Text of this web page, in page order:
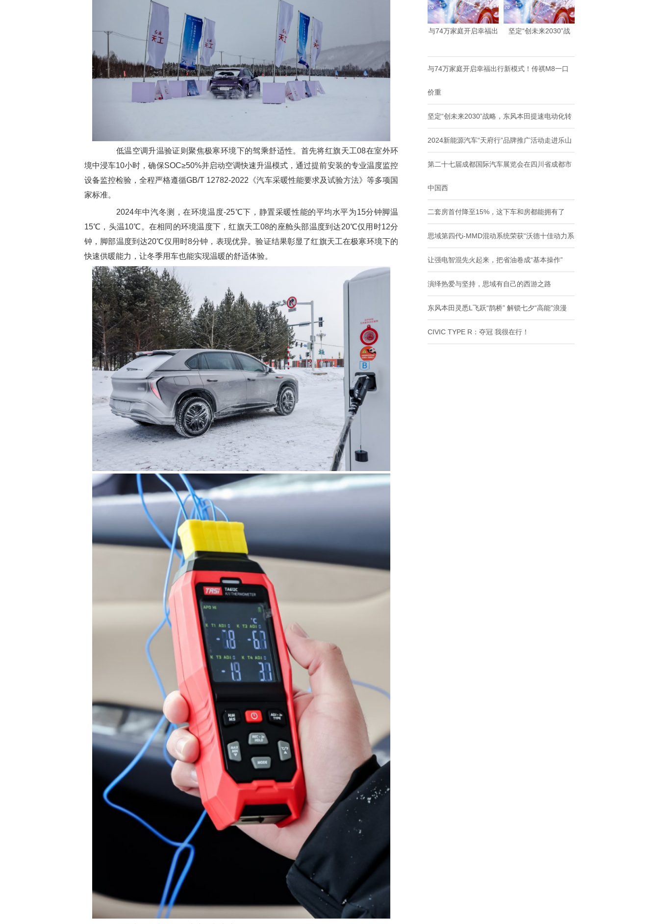
低温空调升温验证则聚焦极寒环境下的驾乘舒适性。首先将红旗天工08在室外环
境中浸车10小时，确保SOC≥50%并启动空调快速升温模式，通过提前安装的专业温度监控
设备监控检验，全程严格遵循GB/T 12782-2022《汽车采暖性能要求及试验方法》等多项国
家标准。
2024年中汽冬测，在环境温度-25℃下，静置采暖性能的平均水平为15分钟脚温
15℃，头温10℃。在相同的环境温度下，红旗天工08的座舱头部温度到达20℃仅用时12分
钟，脚部温度到达20℃仅用时8分钟，表现优异。验证结果彰显了红旗天工在极寒环境下的
快速供暖能力，让冬季用车也能实现温暖的舒适体验。
与74万家庭开启幸福出
坚定“创未来2030”战
与74万家庭开启幸福出行新模式！传祺M8一口
价重
坚定“创未来2030”战略，东风本田提速电动化转
2024新能源汽车“天府行”品牌推广活动走进乐山
第二十七届成都国际汽车展览会在四川省成都市
中国西
二套房首付降至15%，这下车和房都能拥有了
思域第四代i-MMD混动系统荣获“沃德十佳动力系
让强电智混先火起来，把省油卷成“基本操作”
演绎热爱与坚持，思域有自己的西游之路
东风本田灵悉L飞跃“鹊桥” 解锁七夕“高能”浪漫
CIVIC TYPE R：夺冠 我很在行！